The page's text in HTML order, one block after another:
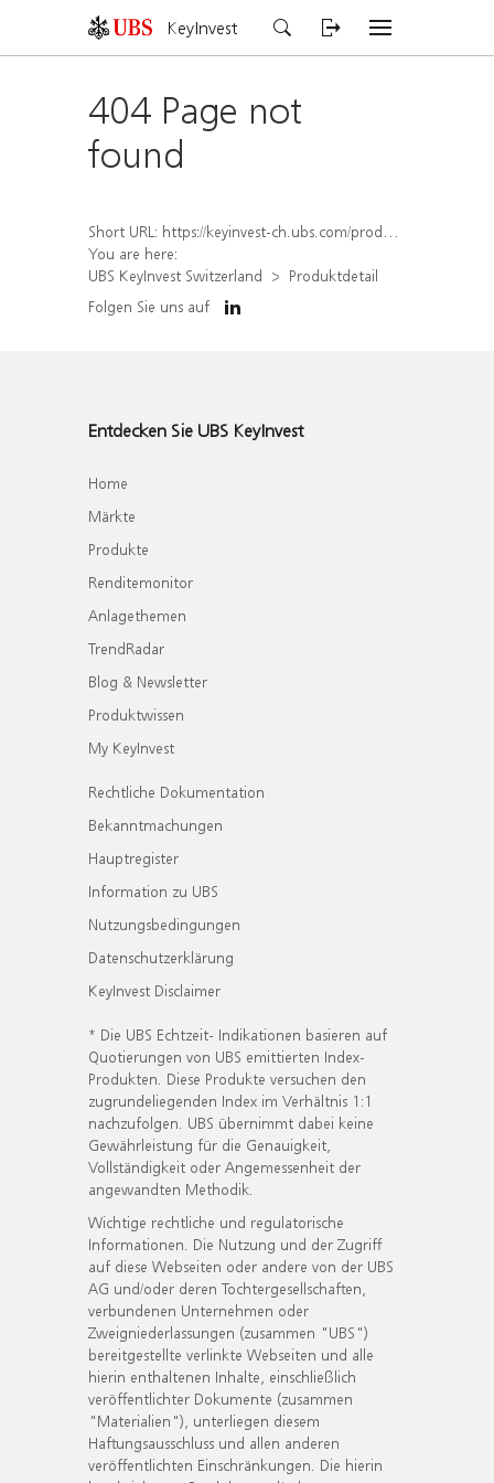
KeyInvest
404 Page not
found
Short URL: https://keyinvest-ch.ubs.com/produkt/detail/index/isin/CH1562161195
You are here:
UBS KeyInvest Switzerland
Produktdetail
Folgen Sie uns auf
Entdecken Sie UBS KeyInvest
Home
Märkte
Produkte
Renditemonitor
Anlagethemen
TrendRadar
Blog & Newsletter
Produktwissen
My KeyInvest
Rechtliche Dokumentation
Bekanntmachungen
Hauptregister
Information zu UBS
Nutzungsbedingungen
Datenschutzerklärung
KeyInvest Disclaimer
* Die UBS Echtzeit- Indikationen basieren auf
Quotierungen von UBS emittierten Index-
Produkten. Diese Produkte versuchen den
zugrundeliegenden Index im Verhältnis 1:1
nachzufolgen. UBS übernimmt dabei keine
Gewährleistung für die Genauigkeit,
Vollständigkeit oder Angemessenheit der
angewandten Methodik.
Wichtige rechtliche und regulatorische
Informationen. Die Nutzung und der Zugriff
auf diese Webseiten oder andere von der UBS
AG und/oder deren Tochtergesellschaften,
verbundenen Unternehmen oder
Zweigniederlassungen (zusammen "UBS")
bereitgestellte verlinkte Webseiten und alle
hierin enthaltenen Inhalte, einschließlich
veröffentlichter Dokumente (zusammen
"Materialien"), unterliegen diesem
Haftungsausschluss und allen anderen
veröffentlichten Einschränkungen. Die hierin